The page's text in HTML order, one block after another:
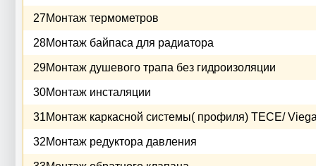
27Монтаж термометров
28Монтаж байпаса для радиатора
29Монтаж душевого трапа без гидроизоляции
30Монтаж инсталяции
31Монтаж каркасной системы( профиля) ТЕСЕ/
32Монтаж редуктора давления